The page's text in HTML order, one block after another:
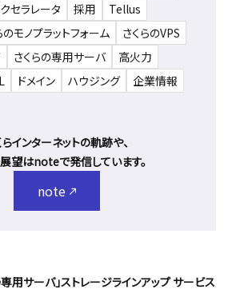
セラレータ
採用
Tellus
のモノプラットフォーム
さくらのVPS
さくらの専用サーバ
高火力
ドメイン ハウジング 企業情報
らインターネットの軌跡や、
望はnoteで発信しています。
note
専用サーバ」ストレージラインアップ サービスメ